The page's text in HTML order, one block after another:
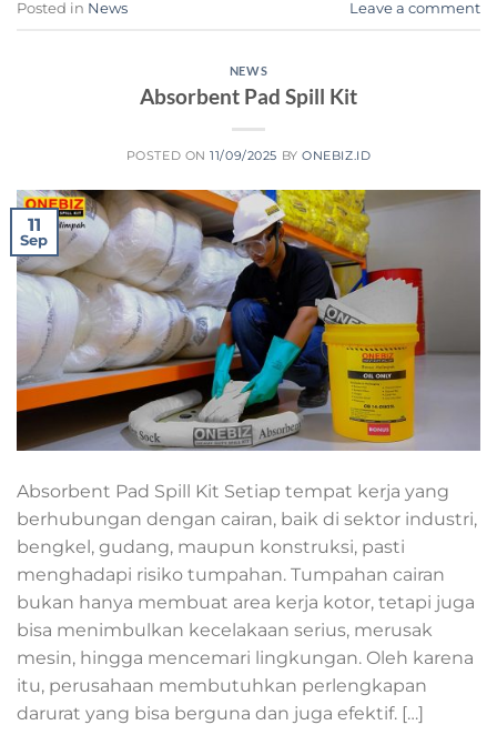
Posted in News Leave a comment
NEWS
Absorbent Pad Spill Kit
POSTED ON11/09/2025 BYONEBIZ.ID
11
Sep
Absorbent Pad Spill Kit Setiap tempat kerja yang
berhubungan dengan cairan, baik di sektor industri,
bengkel, gudang, maupun konstruksi, pasti
menghadapi risiko tumpahan. Tumpahan cairan
bukan hanya membuat area kerja kotor, tetapi juga
bisa menimbulkan kecelakaan serius, merusak
mesin, hingga mencemari lingkungan. Oleh karena
itu, perusahaan membutuhkan perlengkapan
darurat yang bisa berguna dan juga efektif. […]